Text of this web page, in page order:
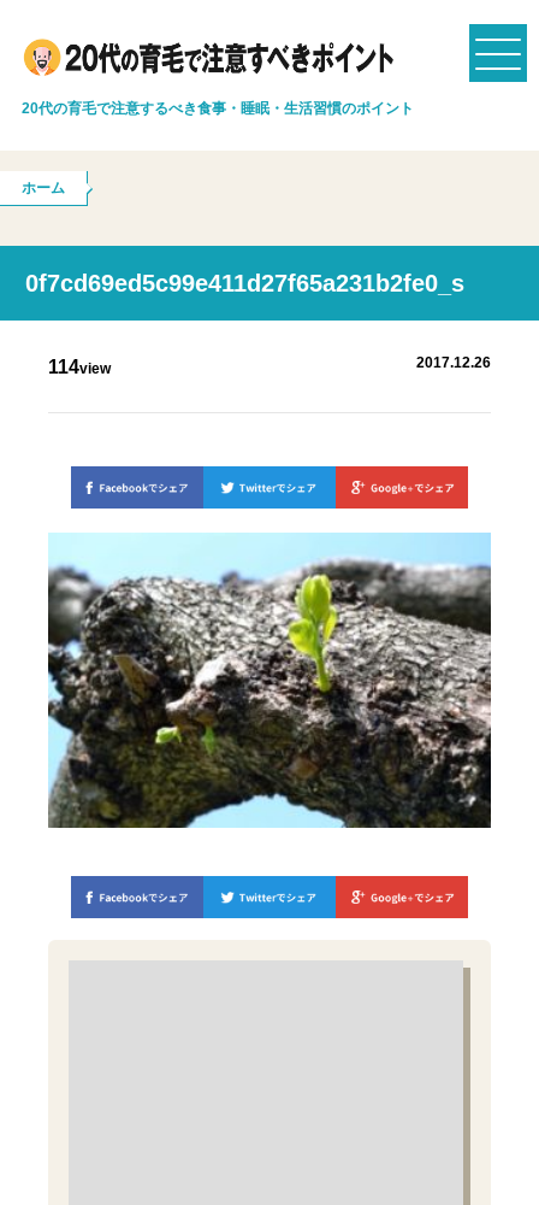
20代の育毛で注意するべき食事・睡眠・生活習慣のポイント
ホーム
0f7cd69ed5c99e411d27f65a231b2fe0_s
114view 2017.12.26